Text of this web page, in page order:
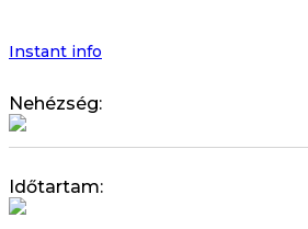
Instant info
Nehézség:
Időtartam: